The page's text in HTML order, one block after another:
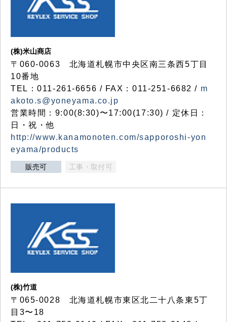
(株)米山商店
〒060-0063 北海道札幌市中央区南三条西5丁目
10番地
TEL：011-261-6656 / FAX：011-251-6682 / m
akoto.s@yoneyama.co.jp
営業時間：9:00(8:30)〜17:00(17:30) / 定休日：
日・祝・他
http://www.kanamonoten.com/sapporoshi-yon
eyama/products
販売可 工事・取付可
(株)竹道
〒065-0028 北海道札幌市東区北二十八条東5丁
目3〜18